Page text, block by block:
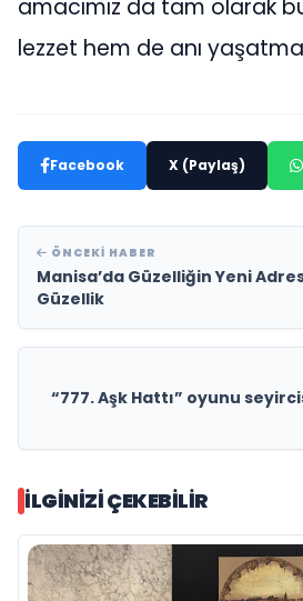
amacımız da tam olarak
lezzet hem de anı
Facebook X (Paylaş)
ÖNCEKI HABER
Manisa’da Güzelliğin Yeni
Güzellik
“777. Aşk Hattı” oyunu
İLGINIZI ÇEKEBILIR